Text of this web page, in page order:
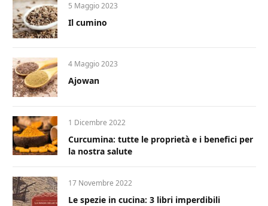
5 Maggio 2023
Il cumino
4 Maggio 2023
Ajowan
1 Dicembre 2022
Curcumina: tutte le proprietà e i benefici per
la nostra salute
17 Novembre 2022
Le spezie in cucina: 3 libri imperdibili